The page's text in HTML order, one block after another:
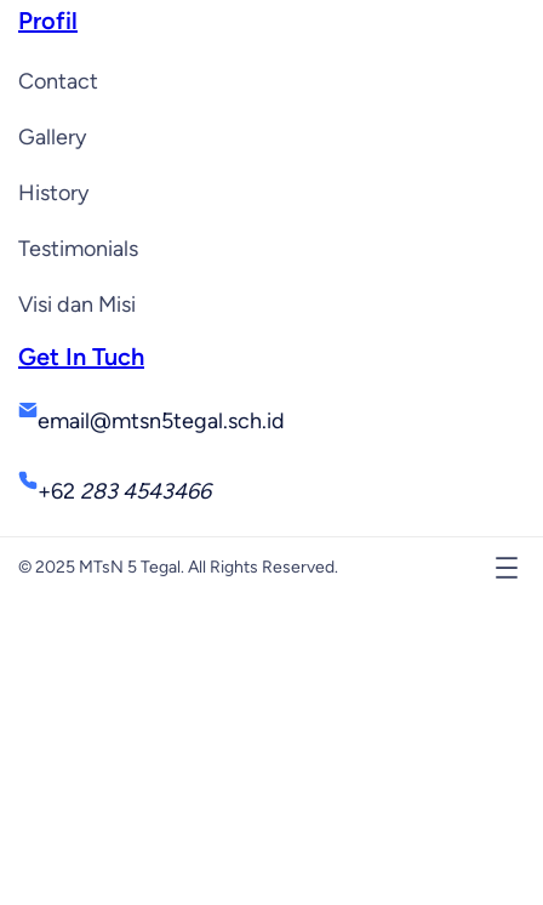
Profil
Contact
Gallery
History
Testimonials
Visi dan Misi
Get In Tuch
email@mtsn5tegal.sch.id
+62 283 4543466
© 2025 MTsN 5 Tegal. All Rights Reserved.